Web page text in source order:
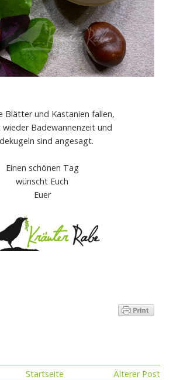
Blätter und Kastanien fallen,
wieder Badewannenzeit und
sind angesagt.
Einen schönen Tag
wünscht Euch
Euer
Älterer Post
Startseite